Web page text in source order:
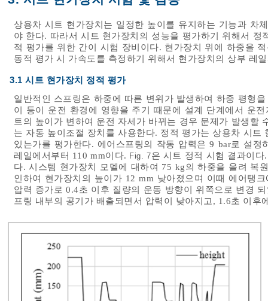
상용차 시트 현가장치는 일정한 높이를 유지하는 기능과 차
야 한다. 따라서 시트 현가장치의 성능을 평가하기 위해서
적 평가를 위한 간이 시험 장비이다. 현가장치 위에 하중을
동적 평가 시 가속도를 측정하기 위해서 현가장치의 상부 레
3.1 시트 현가장치 정적 평가
일반적인 스프링은 하중에 따른 변위가 발생하여 하중 평형
이 등이 운전 환경에 영향을 주기 때문에 설계 단계에서 운
트의 높이가 변하여 운전 자세가 바뀌는 경우 문제가 발생할
는 자동 높이조절 장치를 사용한다. 정적 평가는 상용차 시
있는가를 평가한다. 에어스프링의 작동 압력은 9 bar로 설
레일에서부터 110 mm이다. Fig. 7은 시트 정적 시험 결과이
다. 시스템 현가장치 모델에 대하여 75 kg의 하중을 올려 복
인하여 현가장치의 높이가 12 mm 낮아졌으며 이때 에어탱
압력 증가로 0.4초 이후 질량의 운동 방향이 위쪽으로 변경
프링 내부의 공기가 배출되면서 압력이 낮아지고, 1.6초 이후